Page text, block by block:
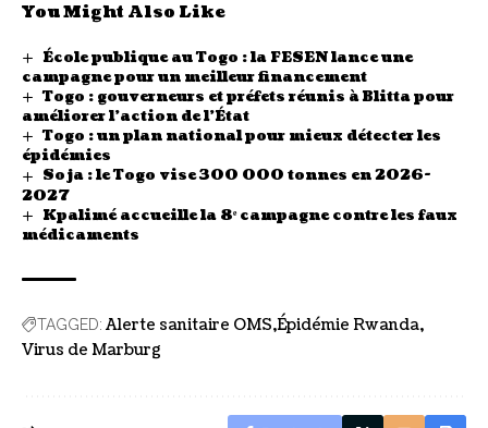
You Might Also Like
École publique au Togo : la FESEN lance une
campagne pour un meilleur financement
Togo : gouverneurs et préfets réunis à Blitta pour
améliorer l’action de l’État
Togo : un plan national pour mieux détecter les
épidémies
Soja : le Togo vise 300 000 tonnes en 2026-
2027
Kpalimé accueille la 8ᵉ campagne contre les faux
médicaments
TAGGED: Alerte sanitaire OMS Épidémie Rwanda
Virus de Marburg